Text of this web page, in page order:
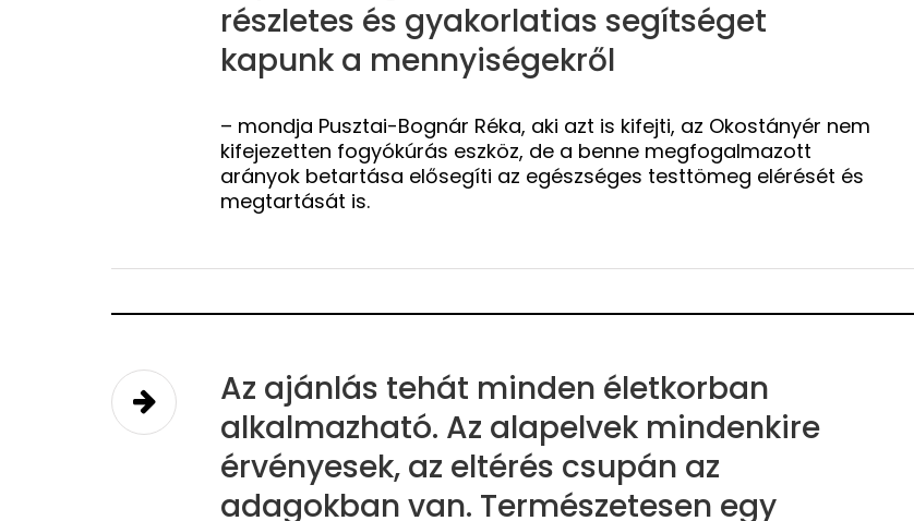
részletes és gyakorlatias segítséget
kapunk a mennyiségekről
– mondja Pusztai-Bognár Réka, aki azt is kifejti, az Okostányér nem
kifejezetten fogyókúrás eszköz, de a benne megfogalmazott
arányok betartása elősegíti az egészséges testtömeg elérését és
megtartását is.
Az ajánlás tehát minden életkorban
alkalmazható. Az alapelvek mindenkire
érvényesek, az eltérés csupán az
adagokban van. Természetesen egy